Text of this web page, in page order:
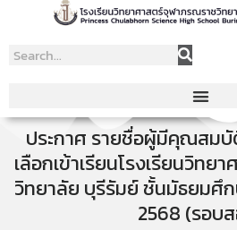
ประกาศ รายชื่อผู้มีคุณสม
เลือกเข้าเรียนโรงเรียนวิท
วิทยาลัย บุรีรัมย์ ชั้นมัธยมศึ
2568 (รอบ